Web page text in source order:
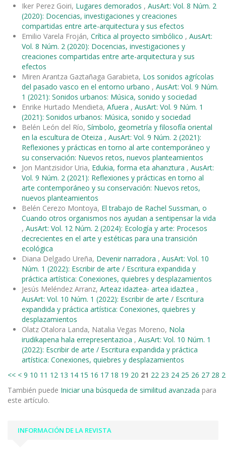
Iker Perez Goiri, Lugares demorados , AusArt: Vol. 8 Núm. 2
(2020): Docencias, investigaciones y creaciones
compartidas entre arte-arquitectura y sus efectos
Emilio Varela Froján, Crítica al proyecto simbólico , AusArt:
Vol. 8 Núm. 2 (2020): Docencias, investigaciones y
creaciones compartidas entre arte-arquitectura y sus
efectos
Miren Arantza Gaztañaga Garabieta, Los sonidos agrícolas
del pasado vasco en el entorno urbano , AusArt: Vol. 9 Núm.
1 (2021): Sonidos urbanos: Música, sonido y sociedad
Enrike Hurtado Mendieta, Afuera , AusArt: Vol. 9 Núm. 1
(2021): Sonidos urbanos: Música, sonido y sociedad
Belén León del Río, Símbolo, geometría y filosofía oriental
en la escultura de Oteiza , AusArt: Vol. 9 Núm. 2 (2021):
Reflexiones y prácticas en torno al arte contemporáneo y
su conservación: Nuevos retos, nuevos planteamientos
Jon Mantzisidor Uria, Edukia, forma eta ahanztura , AusArt:
Vol. 9 Núm. 2 (2021): Reflexiones y prácticas en torno al
arte contemporáneo y su conservación: Nuevos retos,
nuevos planteamientos
Belén Cerezo Montoya, El trabajo de Rachel Sussman, o
Cuando otros organismos nos ayudan a sentipensar la vida
, AusArt: Vol. 12 Núm. 2 (2024): Ecología y arte: Procesos
decrecientes en el arte y estéticas para una transición
ecológica
Diana Delgado Ureña, Devenir narradora , AusArt: Vol. 10
Núm. 1 (2022): Escribir de arte / Escritura expandida y
práctica artística: Conexiones, quiebres y desplazamientos
Jesús Meléndez Arranz, Arteaz idaztea- artea idaztea ,
AusArt: Vol. 10 Núm. 1 (2022): Escribir de arte / Escritura
expandida y práctica artística: Conexiones, quiebres y
desplazamientos
Olatz Otalora Landa, Natalia Vegas Moreno, Nola
irudikapena hala errepresentazioa , AusArt: Vol. 10 Núm. 1
(2022): Escribir de arte / Escritura expandida y práctica
artística: Conexiones, quiebres y desplazamientos
<< < 9 10 11 12 13 14 15 16 17 18 19 20 21 22 23 24 25 26 27 28
También puede Iniciar una búsqueda de similitud avanzada para
este artículo.
INFORMACIÓN DE LA REVISTA